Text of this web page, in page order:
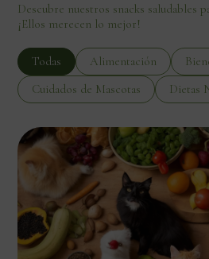
Descubre nuestros snacks saludables
¡Ellos merecen lo mejor!
Todas Alimentación
Cuidados de Mascotas
Dietas